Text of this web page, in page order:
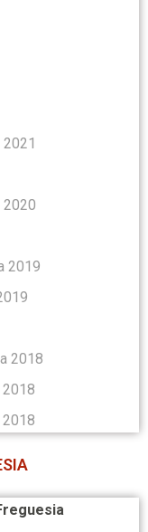
2020
2019
2018
2018
2018